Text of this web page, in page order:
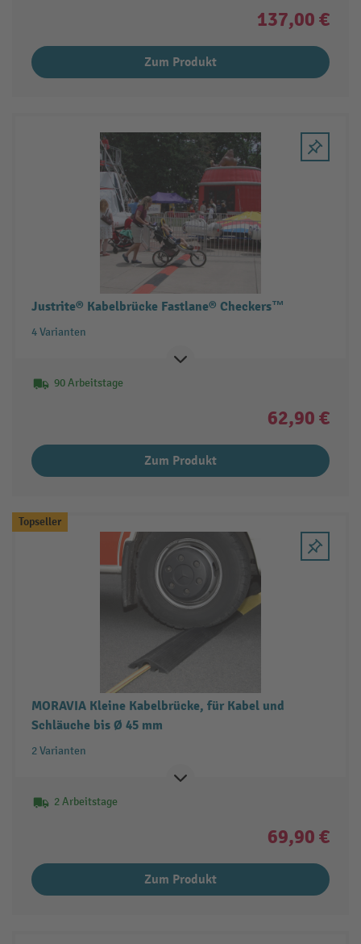
137,00 €
Zum Produkt
Justrite® Kabelbrücke Fastlane® Checkers™
4 Varianten
90 Arbeitstage
62,90 €
Zum Produkt
Topseller
MORAVIA Kleine Kabelbrücke, für Kabel und
Schläuche bis Ø 45 mm
2 Varianten
2 Arbeitstage
69,90 €
Zum Produkt